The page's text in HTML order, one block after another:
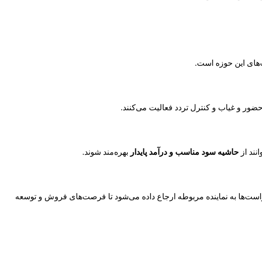
این حوزه است.
و غیاب و کنترل تردد فعالیت می‌کنند.
از حاشیه سود مناسب و درآمد پایدار بهره‌مند شوند.
به نماینده مربوطه ارجاع داده می‌شود تا فرصت‌های فروش و توسعه